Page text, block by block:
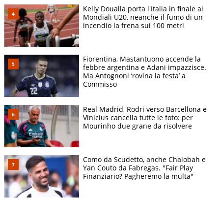
Kelly Doualla porta l'Italia in finale ai
Mondiali U20, neanche il fumo di un
incendio la frena sui 100 metri
Fiorentina, Mastantuono accende la
febbre argentina e Adani impazzisce.
Ma Antognoni ‘rovina la festa’ a
Commisso
Real Madrid, Rodri verso Barcellona e
Vinicius cancella tutte le foto: per
Mourinho due grane da risolvere
Como da Scudetto, anche Chalobah e
Yan Couto da Fabregas. "Fair Play
Finanziario? Pagheremo la multa"